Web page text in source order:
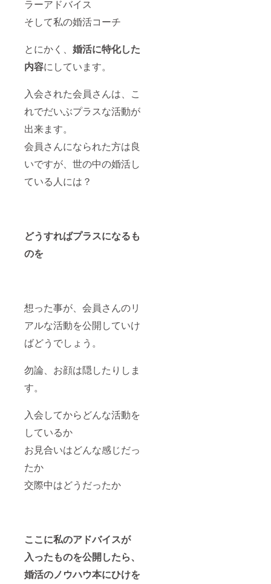
ラーアドバイス
そして私の婚活コーチ
とにかく、 婚活に特化した
内容にしています。
入会された会員さんは、こ
れでだいぶプラスな活動が
出来ます。
会員さんになられた方は良
いですが、世の中の婚活し
ている人には？
どうすればプラスになるも
のを
想った事が、会員さんのリ
アルな活動を公開していけ
ばどうでしょう。
勿論、お顔は隠したりしま
す。
入会してからどんな活動を
しているか
お見合いはどんな感じだっ
たか
交際中はどうだったか
ここに私のアドバイスが
入ったものを公開したら、
婚活のノウハウ本にひけを